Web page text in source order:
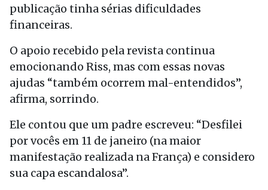
publicação tinha sérias dificuldades
financeiras.
O apoio recebido pela revista continua
emocionando Riss, mas com essas novas
ajudas “também ocorrem mal-entendidos”,
afirma, sorrindo.
Ele contou que um padre escreveu: “Desfilei
por vocês em 11 de janeiro (na maior
manifestação realizada na França) e considero
sua capa escandalosa”.